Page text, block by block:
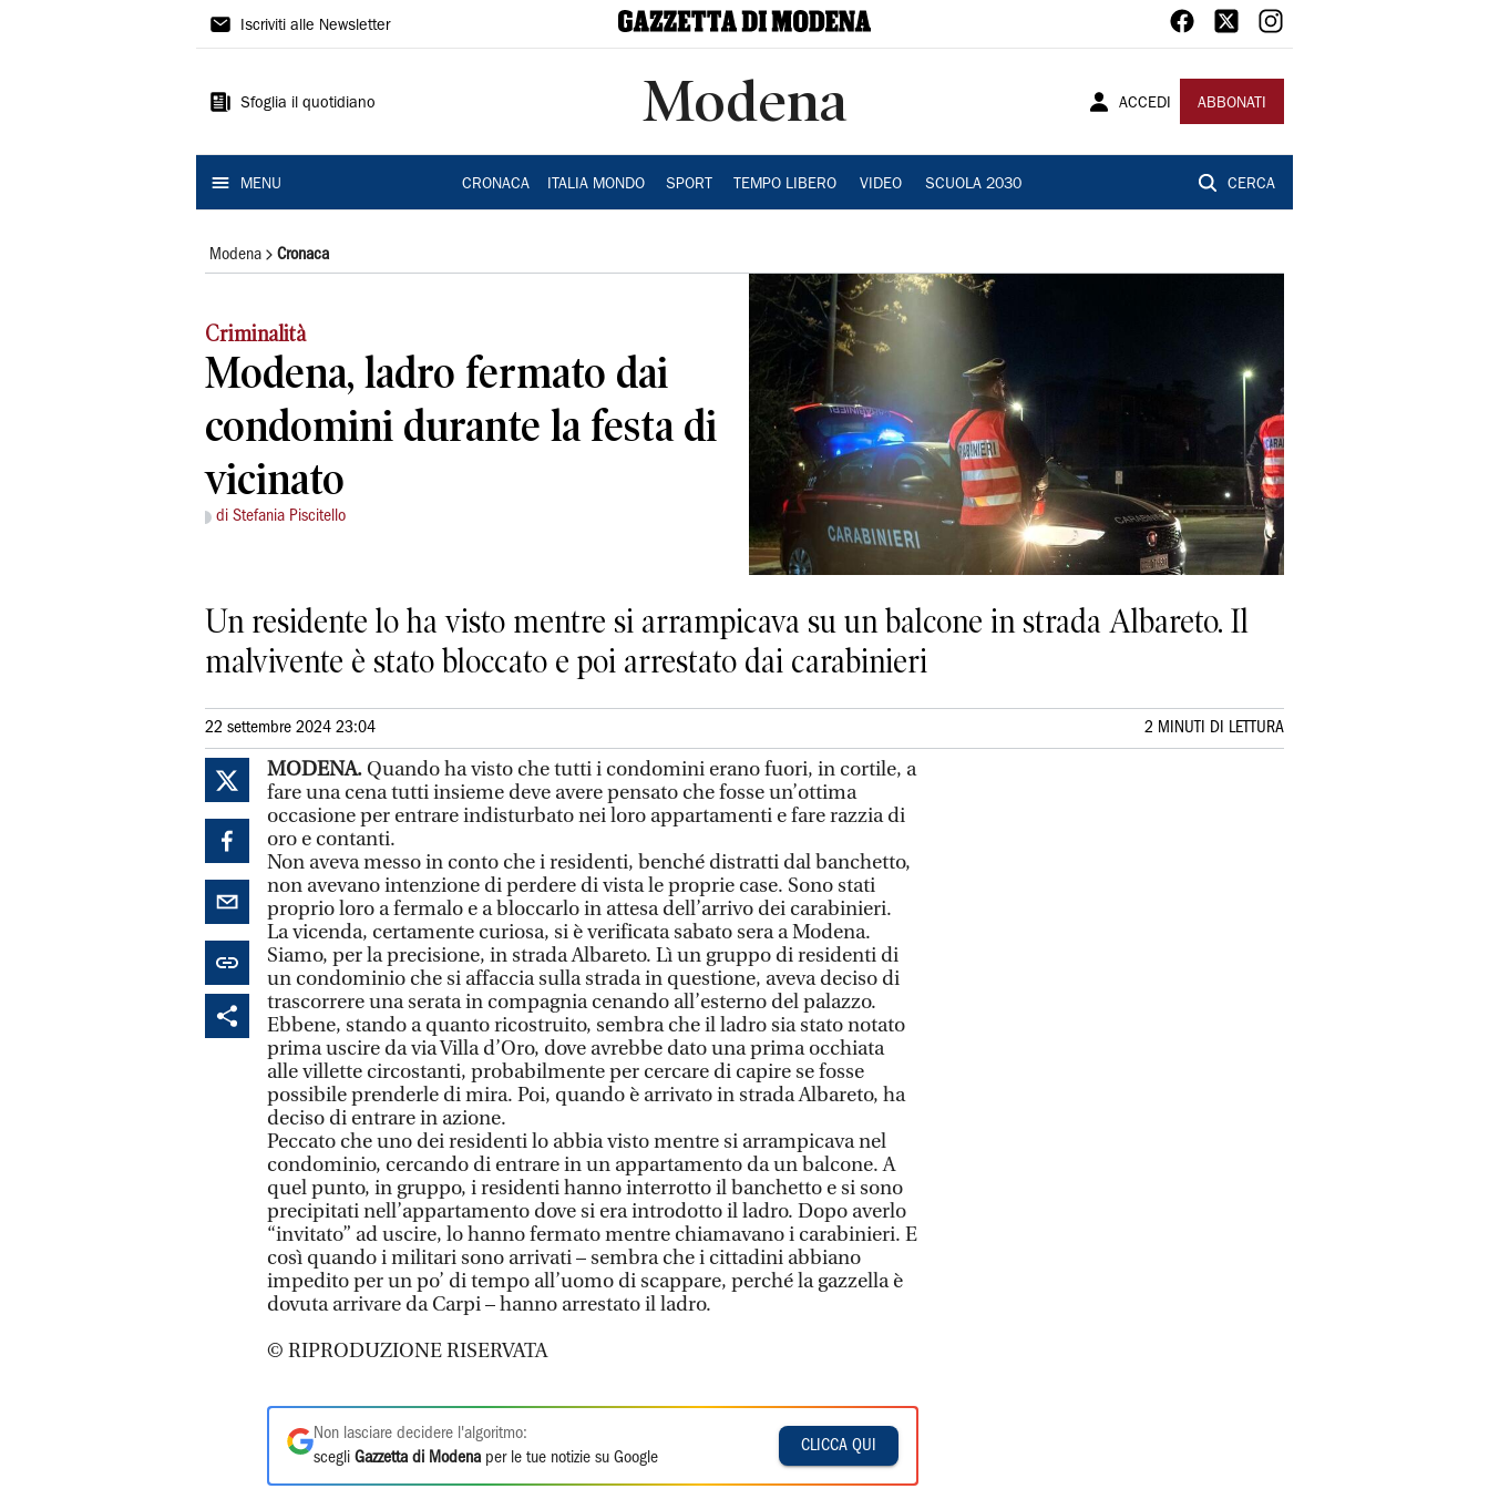
Gazzetta
Modena
Iscriviti alle Newsletter
Sfoglia il quotidiano Modena ACCEDI ABBONATI
MENU CRONACA ITALIA MONDO SPORT TEMPO LIBERO VIDEO SCUOLA 2030 CERCA
Modena Cronaca
Criminalità
Modena, ladro fermato dai
condomini durante la festa di
vicinato
di Stefania Piscitello
Un residente lo ha visto mentre si arrampicava su un balcone in strada Albareto. Il
malvivente è stato bloccato e poi arrestato dai carabinieri
22 settembre 2024 23:04 2 MINUTI DI LETTURA
MODENA. Quando ha visto che tutti i condomini erano fuori, in cortile, a
fare una cena tutti insieme deve avere pensato che fosse un’ottima
occasione per entrare indisturbato nei loro appartamenti e fare razzia di
oro e contanti.
Non aveva messo in conto che i residenti, benché distratti dal banchetto,
non avevano intenzione di perdere di vista le proprie case. Sono stati
proprio loro a fermalo e a bloccarlo in attesa dell’arrivo dei carabinieri.
La vicenda, certamente curiosa, si è verificata sabato sera a Modena.
Siamo, per la precisione, in strada Albareto. Lì un gruppo di residenti di
un condominio che si affaccia sulla strada in questione, aveva deciso di
trascorrere una serata in compagnia cenando all’esterno del palazzo.
Ebbene, stando a quanto ricostruito, sembra che il ladro sia stato notato
prima uscire da via Villa d’Oro, dove avrebbe dato una prima occhiata
alle villette circostanti, probabilmente per cercare di capire se fosse
possibile prenderle di mira. Poi, quando è arrivato in strada Albareto, ha
deciso di entrare in azione.
Peccato che uno dei residenti lo abbia visto mentre si arrampicava nel
condominio, cercando di entrare in un appartamento da un balcone. A
quel punto, in gruppo, i residenti hanno interrotto il banchetto e si sono
precipitati nell’appartamento dove si era introdotto il ladro. Dopo averlo
“invitato” ad uscire, lo hanno fermato mentre chiamavano i carabinieri. E
così quando i militari sono arrivati – sembra che i cittadini abbiano
impedito per un po’ di tempo all’uomo di scappare, perché la gazzella è
dovuta arrivare da Carpi – hanno arrestato il ladro.
© RIPRODUZIONE RISERVATA
Non lasciare decidere l'algoritmo:
scegli Gazzetta di Modena per le tue notizie su Google
CLICCA QUI